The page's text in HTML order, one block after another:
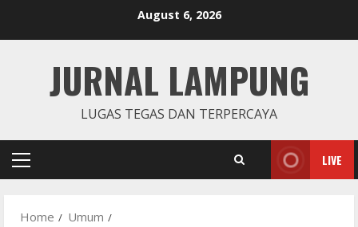
August 6, 2026
JURNAL LAMPUNG
LUGAS TEGAS DAN TERPERCAYA
Primary
LIVE
Home
Umum